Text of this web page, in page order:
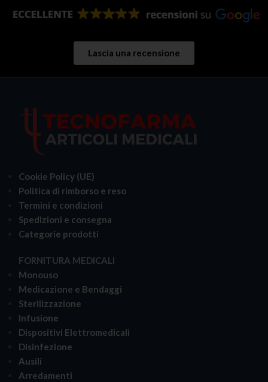
Lascia una recensione
Cookie Policy (UE)
Politica di rimborso e reso
Termini e condizioni
Spedizioni e consegna
Categorie prodotti
FORNITURA MEDICALI
Monouso
Medicazione e Bendaggi
Sterilizzazione
Infusione
Dispositivi Elettromedicali
Disinfezione
Ausili
Arredamenti